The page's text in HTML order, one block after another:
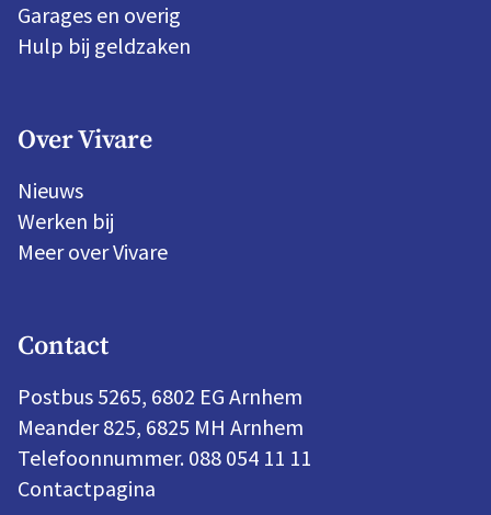
Garages en overig
Hulp bij geldzaken
Over Vivare
Nieuws
Werken bij
Meer over Vivare
Contact
Postbus 5265, 6802 EG Arnhem
Meander 825, 6825 MH Arnhem
Telefoonnummer. 088 054 11 11
Contactpagina